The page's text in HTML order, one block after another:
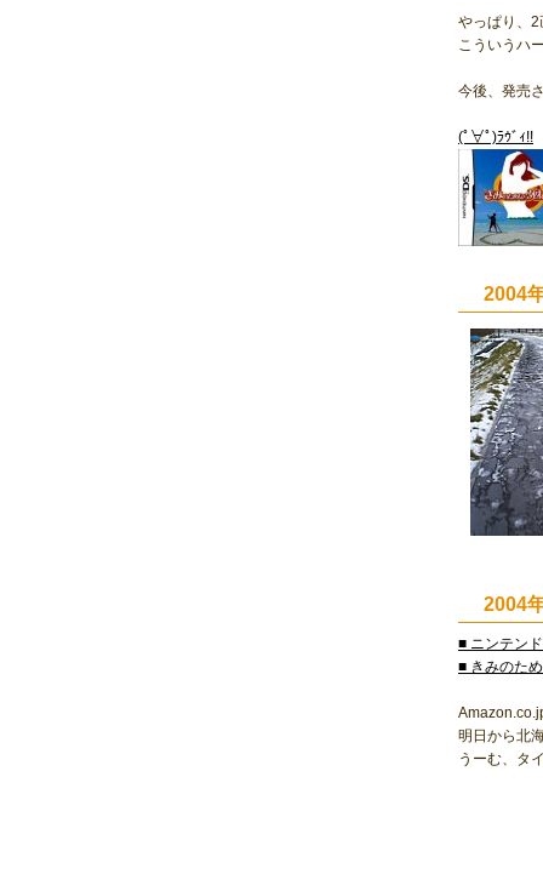
やっぱり、
こういうハ
今後、発売
(ﾟ∀ﾟ)ﾗｳﾞｨ!!
2004
2004
■ ニンテン
■ きみのた
明日から北
うーむ、タ